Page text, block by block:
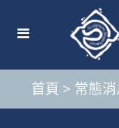
首頁 > 常態